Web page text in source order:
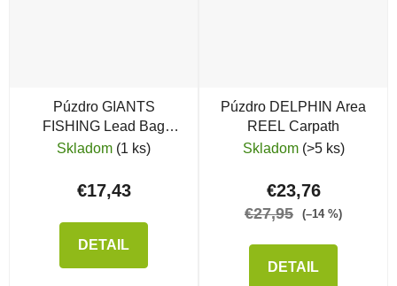
Púzdro GIANTS
FISHING Lead Bag
Large
Skladom (1 ks)
€17,43
DETAIL
Púzdro DELPHIN Area
REEL Carpath
Skladom (>5 ks)
€23,76
€27,95 (–14 %)
DETAIL